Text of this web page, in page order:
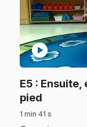
play_circle
E5 : Ensuite,
pied
1 min 41 s